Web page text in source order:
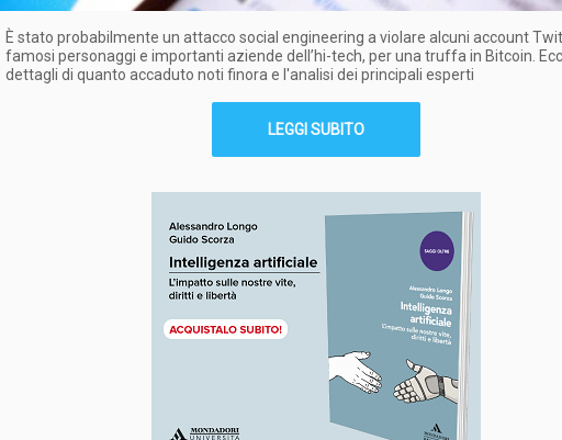
È stato probabilmente un attacco social engineering a violare alcuni account
famosi personaggi e importanti aziende dell’hi-tech, per una truffa in Bitcoin.
dettagli di quanto accaduto noti finora e l'analisi dei principali esperti
LEGGI SUBITO